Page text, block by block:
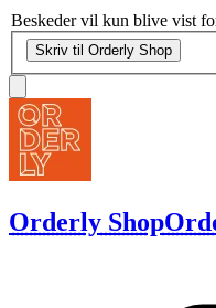
Beskeder vil kun blive vist
Skriv til Orderly Shop
Orderly Shop